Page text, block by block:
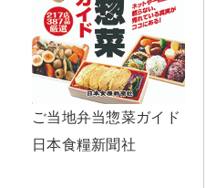
ご当地弁当惣菜ガイド
日本食糧新聞社